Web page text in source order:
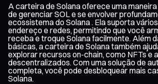
A carteira de Solana oferece uma
de gerenciar SOL e se envolver
ecossistema do Solana . Ela suporta
endereço e redes, permitindo que você
receba e troque Solana facilmente. Além
básicas, a carteira de Solana também
explorar recursos on-chain, como NFTs e
descentralizados. Com uma solução de
completa, você pode desbloquear mais
Solana.